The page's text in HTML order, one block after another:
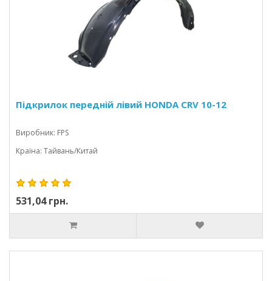
Підкрилок передній лівий HONDA CRV 10-12
Виробник: FPS
Країна: Тайвань/Китай
531,04 грн.